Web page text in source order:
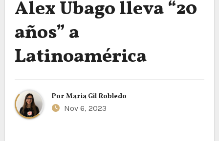
Alex Ubago lleva “20
años” a
Latinoamérica
Por Maria Gil Robledo
Nov 6, 2023